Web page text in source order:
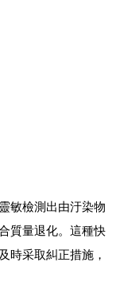
敏檢測出由汙染物
質量退化。這種快
時采取糾正措施，